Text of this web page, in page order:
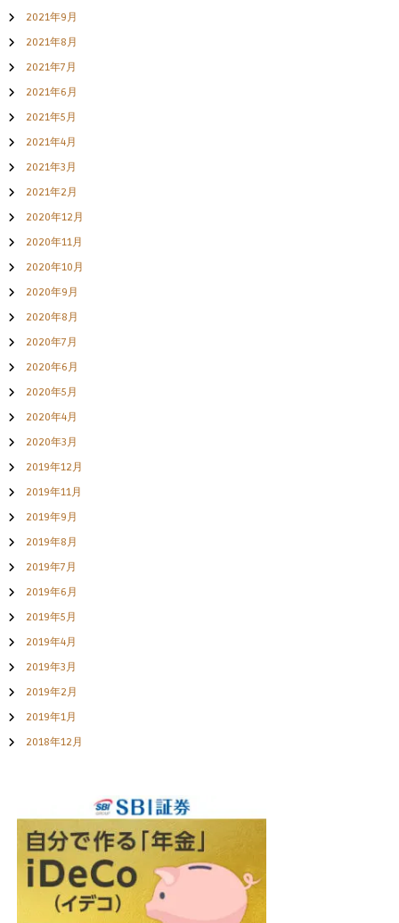
2021年9月
2021年8月
2021年7月
2021年6月
2021年5月
2021年4月
2021年3月
2021年2月
2020年12月
2020年11月
2020年10月
2020年9月
2020年8月
2020年7月
2020年6月
2020年5月
2020年4月
2020年3月
2019年12月
2019年11月
2019年9月
2019年8月
2019年7月
2019年6月
2019年5月
2019年4月
2019年3月
2019年2月
2019年1月
2018年12月